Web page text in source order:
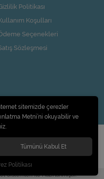
Politikası
Koşulları
Seçenekleri
Sözleşmesi
Şirketi. Tüm hakları saklıdır.
Sistemleri ile Hazırlanmıştır.
sitemizde çerezler
Metni’ni okuyabilir ve
Tümünü Kabul Et
Politikası